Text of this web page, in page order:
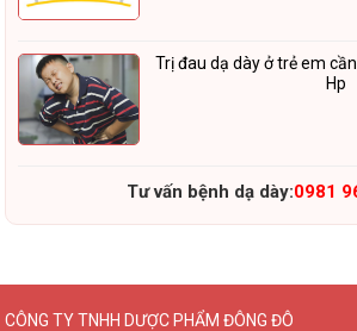
Trị đau dạ dày ở trẻ em
Hp
Tư vấn bệnh dạ dày:0981
CÔNG TY TNHH DƯỢC PHẨM ĐÔNG ĐÔ